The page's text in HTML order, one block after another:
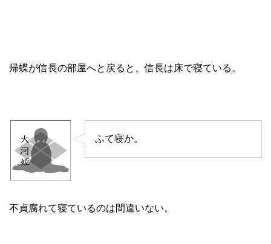
帰蝶が信長の部屋へと戻ると、信長は床で寝ている。
ふて寝か。
不貞腐れて寝ているのは間違いない。